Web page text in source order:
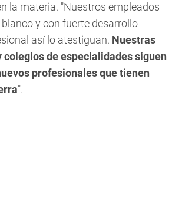
la materia. "Nuestros empleados
y con fuerte desarrollo
así lo atestiguan. Nuestras
colegios de especialidades siguen
profesionales que tienen
".